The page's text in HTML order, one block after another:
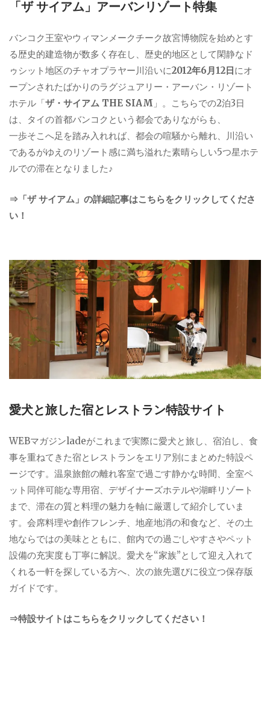
「ザ サイアム」アーバンリゾート特集
バンコク王室やウィマンメークチーク故宮博物院を始めとす
る歴史的建造物が数多く存在し、歴史的地区として閑静なド
ゥシット地区のチャオプラヤー川沿いに2012年6月12日 にオ
ープンされたばかりのラグジュアリー・アーバン・リゾート
ホテル「ザ・サイアム THE SIAM 」。こちらでの2泊3日
は、タイの首都バンコクという都会でありながらも、
一歩そこへ足を踏み入れれば、都会の喧騒から離れ、川沿い
であるがゆえのリゾート感に満ち溢れた素晴らしい5つ星ホテ
ルでの滞在となりました♪
⇒「ザ サイアム」の詳細記事はこちらをクリックしてくださ
い！
愛犬と旅した宿とレストラン特設サイト
WEBマガジンladeがこれまで実際に愛犬と旅し、宿泊し、食
事を重ねてきた宿とレストランをエリア別にまとめた特設ペ
ージです。温泉旅館の離れ客室で過ごす静かな時間、全室ペ
ット同伴可能な専用宿、デザイナーズホテルや湖畔リゾート
まで、滞在の質と料理の魅力を軸に厳選して紹介していま
す。会席料理や創作フレンチ、地産地消の和食など、その土
地ならではの美味とともに、館内での過ごしやすさやペット
設備の充実度も丁寧に解説。愛犬を“家族”として迎え入れて
くれる一軒を探している方へ、次の旅先選びに役立つ保存版
ガイドです。
⇒特設サイトはこちらをクリックしてください！